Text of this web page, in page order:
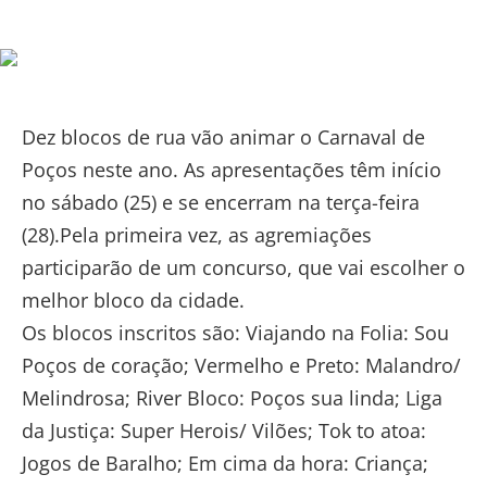
Dez blocos de rua vão animar o Carnaval de
Poços neste ano. As apresentações têm início
no sábado (25) e se encerram na terça-feira
(28).Pela primeira vez, as agremiações
participarão de um concurso, que vai escolher o
melhor bloco da cidade.
Os blocos inscritos são: Viajando na Folia: Sou
Poços de coração; Vermelho e Preto: Malandro/
Melindrosa; River Bloco: Poços sua linda; Liga
da Justiça: Super Herois/ Vilões; Tok to atoa:
Jogos de Baralho; Em cima da hora: Criança;